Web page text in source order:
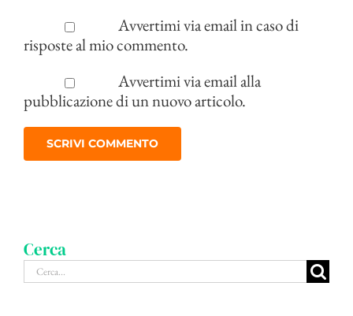
Avvertimi via email in caso di
risposte al mio commento.
Avvertimi via email alla
pubblicazione di un nuovo articolo.
Cerca
Cerca
per: